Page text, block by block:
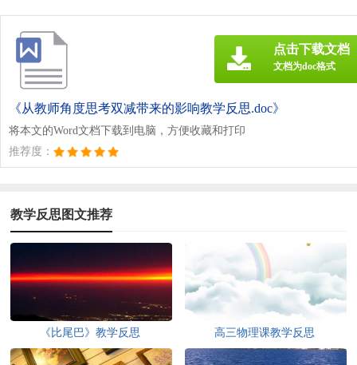
《从教师角度思考双减带来的影响教学反思.doc》
将本文的Word文档下载到电脑，方便收藏和打印
推荐度：
点击下载文档
文档为doc格式
教学反思图文推荐
《比尾巴》教学反思 高三物理课教学反思